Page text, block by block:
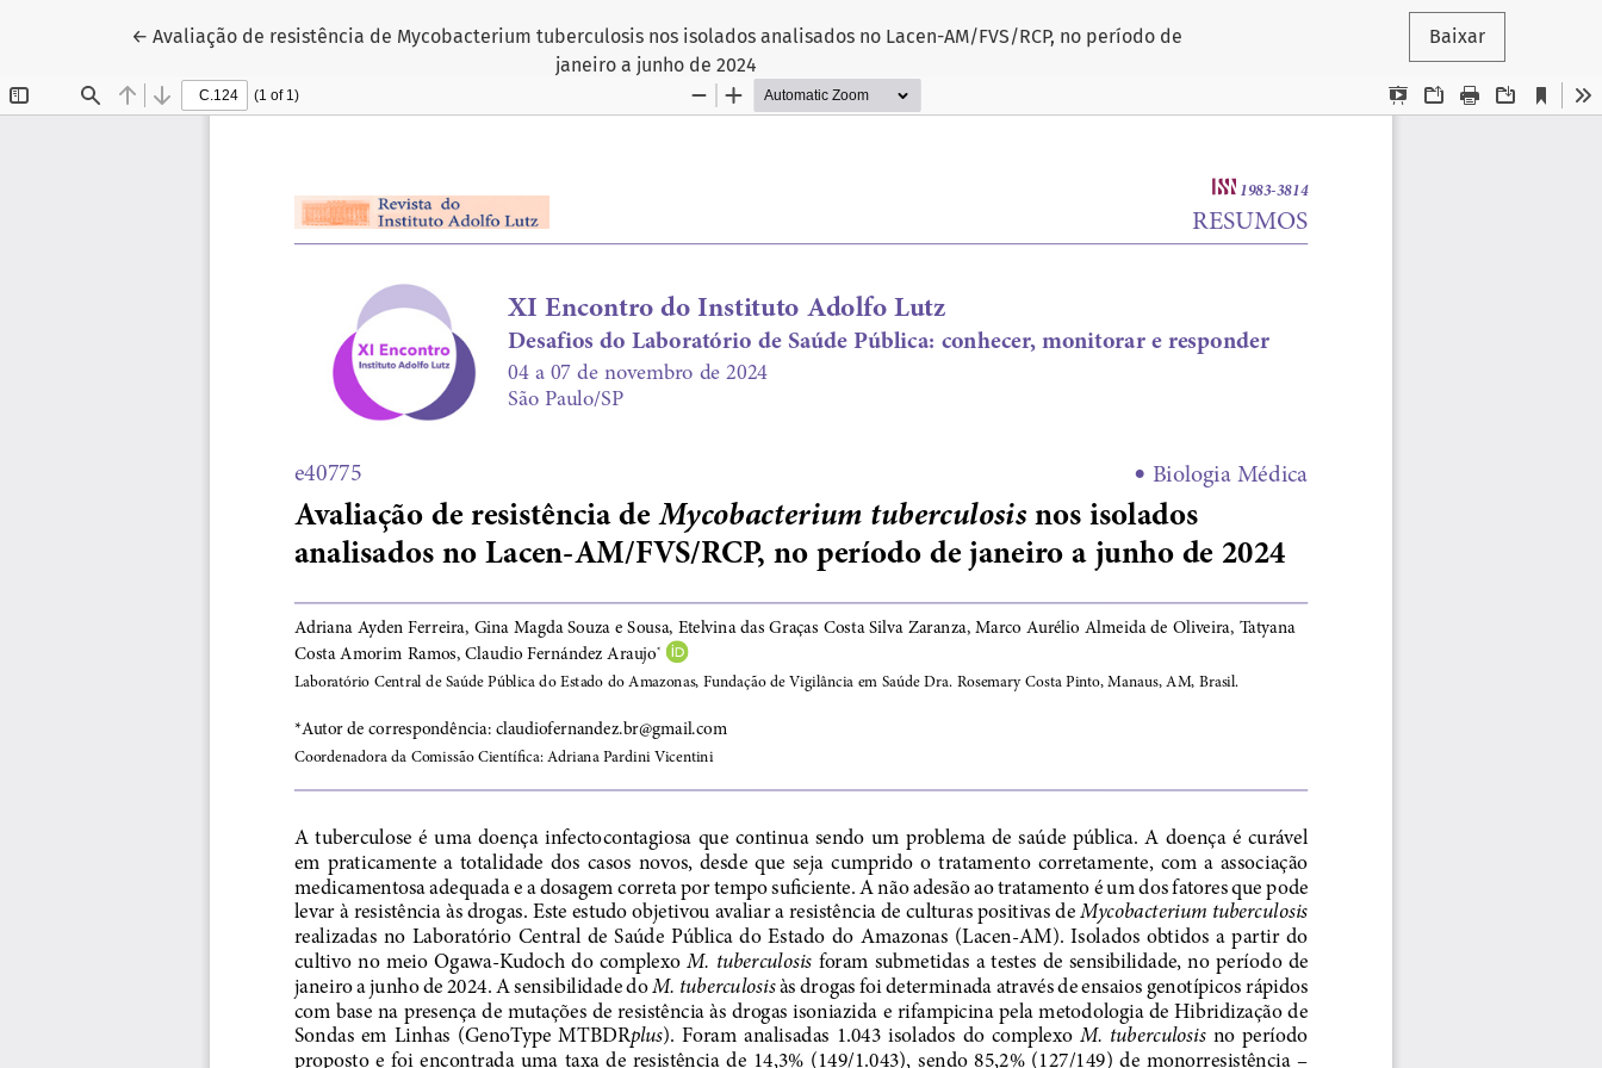
← Voltar aos Detalhes do Artigo
Avaliação de resistência de Mycobacterium tuberculosis nos isolados analisados no Lacen-AM/FVS/RCP, no período de
janeiro a junho de 2024
Baixar